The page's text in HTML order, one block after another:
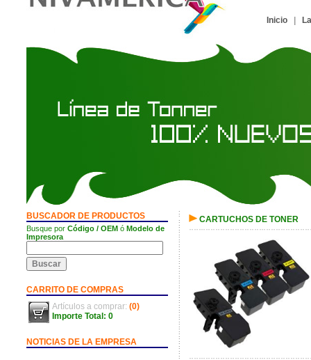
Inicio
CARTUCHOS DE TONER
BUSCADOR DE PRODUCTOS
Busque por Código / OEM ó Modelo de
Impresora
CARRITO DE COMPRAS
Artículos a comprar: (0)
Importe Total: 0
NOTICIAS DE LA EMPRESA